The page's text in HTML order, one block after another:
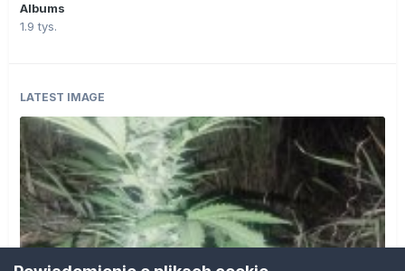
Albums
1.9 tys.
LATEST IMAGE